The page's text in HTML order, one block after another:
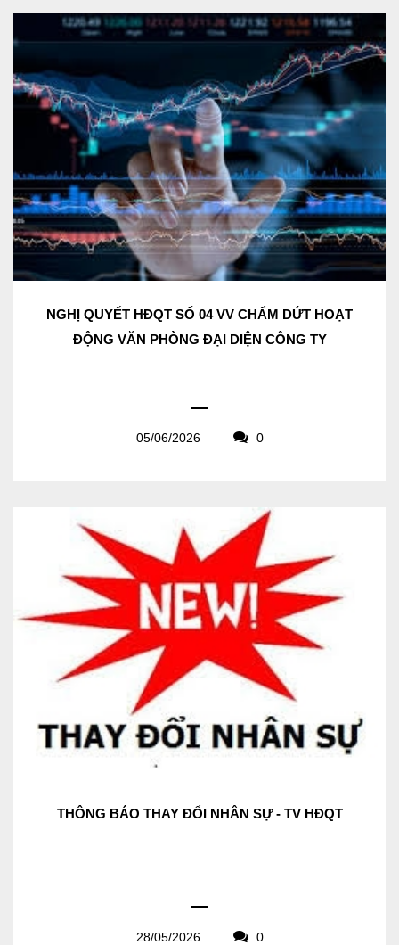
NGHỊ QUYẾT HĐQT SỐ 04 VV CHẤM DỨT HOẠT
ĐỘNG VĂN PHÒNG ĐẠI DIỆN CÔNG TY
05/06/2026 0
THÔNG BÁO THAY ĐỔI NHÂN SỰ - TV HĐQT
28/05/2026 0